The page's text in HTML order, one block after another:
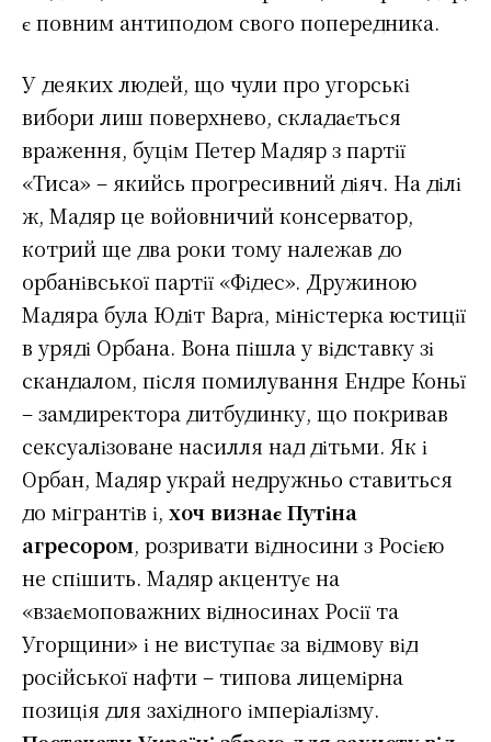
є повним антиподом свого попередника.
У деяких людей, що чули про угорські
вибори лиш поверхнево, складається
враження, буцім Петер Мадяр з партії
«Тиса» – якийсь прогресивний діяч. На ділі
ж, Мадяр це войовничий консерватор,
котрий ще два роки тому належав до
орбанівської партії «Фідес». Дружиною
Мадяра була Юдіт Варґа, міністерка юстиції
в уряді Орбана. Вона пішла у відставку зі
скандалом, після помилування Ендре Коньї
– замдиректора дитбудинку, що покривав
сексуалізоване насилля над дітьми. Як і
Орбан, Мадяр украй недружньо ставиться
до мігрантів і, хоч визнає Путіна
агресором, розривати відносини з Росією
не спішить. Мадяр акцентує на
«взаємоповажних відносинах Росії та
Угорщини» і не виступає за відмову від
російської нафти – типова лицемірна
позиція для західного імперіалізму.